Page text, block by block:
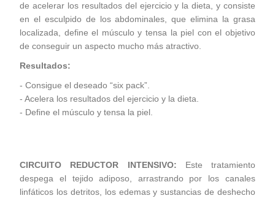
de acelerar los resultados del ejercicio y la dieta, y consiste
en el esculpido de los abdominales, que elimina la grasa
localizada, define el músculo y tensa la piel con el objetivo
de conseguir un aspecto mucho más atractivo.
Resultados:
- Consigue el deseado “six pack”.
- Acelera los resultados del ejercicio y la dieta.
- Define el músculo y tensa la piel.
CIRCUITO REDUCTOR INTENSIVO: Este tratamiento
despega el tejido adiposo, arrastrando por los canales
linfáticos los detritos, los edemas y sustancias de deshecho